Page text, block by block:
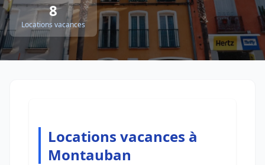
8
Locations vacances
Locations vacances à
Montauban